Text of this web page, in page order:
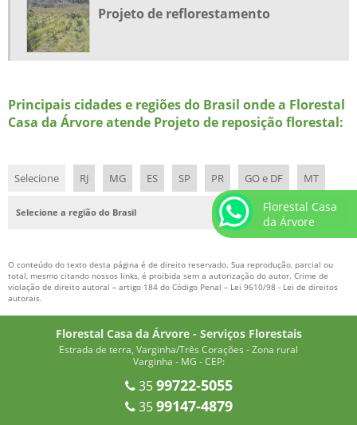
MUDAS DE IPÊ PREÇO
MUDAS EM TUBETES
MUDAS FLORESTAIS PREÇO
MUDAS FRUTIFERAS
MUDAS FRUTIFERAS PREÇO
MUDAS NATIVAS
MUDAS NATIVAS PARA REFLORESTAMENTO
MUDAS NATIVAS PIONEIRAS
MUDAS NATIVAS PREÇO
PAISAGISMO ARVORES ORNAMENTAIS
PAISAGISMO PLANTAS ORNAMENTAIS
Projeto de reflorestamento
Principais cidades e regiões do Brasil onde a Florestal
Casa da Árvore atende Projeto de reposição florestal:
Selecione RJ MG ES SP PR GO e DF MT
Selecione a região do Brasil
O conteúdo do texto desta página é de direito reservado. Sua reprodução, parcial ou
total, mesmo citando nossos links, é proibida sem a autorização do autor. Crime de
violação de direito autoral – artigo 184 do Código Penal – Lei 9610/98 - Lei de direitos
autorais.
Florestal Casa da Árvore - Serviços Florestais
Estrada de terra, Varginha/Três Corações - Zona rural
Varginha - MG - CEP:
3599722-5055
3599147-4879
Florestal Casa
da Árvore